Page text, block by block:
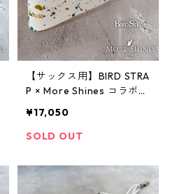
【サックス用】BIRD STRA
P × More Shines コラボモ
¥17,050
SOLD OUT